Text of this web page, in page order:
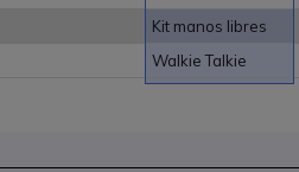
Kit manos libres
Walkie Talkie